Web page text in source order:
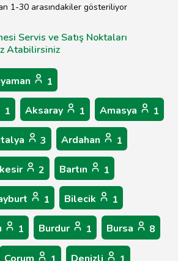
1-30 arasındakiler gösteriliyor
Servis ve Satış Noktaları
Atabilirsiniz
1
1 Aksaray 1 Amasya 1
3 Ardahan 1
2 Bartın 1
1 Bilecik 1
1 Burdur 1 Bursa 8
Çorum Denizli